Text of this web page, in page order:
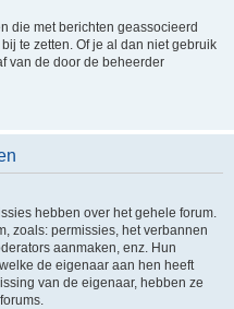
die met berichten geassocieerd
te zetten. Of je al dan niet gebruik
van de door de beheerder
hebben over het gehele forum.
zoals: permissies, het verbannen
aanmaken, enz. Hun
de eigenaar aan hen heeft
van de eigenaar, hebben ze